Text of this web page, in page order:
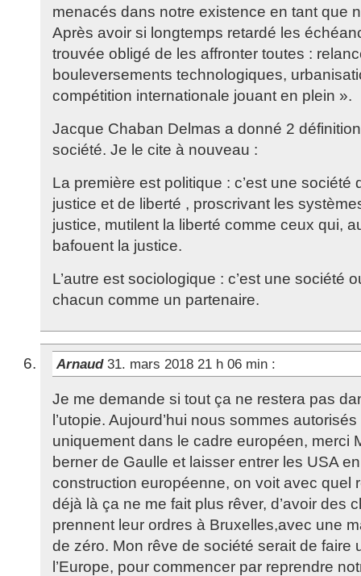
menacés dans notre existence en tant que
Après avoir si longtemps retardé les
trouvée obligé de les affronter toutes :
bouleversements technologiques,
compétition internationale jouant en plein ».
Jacque Chaban Delmas a donné 2
société. Je le cite à nouveau :
La première est politique : c’est une société
justice et de liberté , proscrivant les
justice, mutilent la liberté comme ceux qui,
bafouent la justice.
L’autre est sociologique : c’est une société
chacun comme un partenaire.
Arnaud 31. mars 2018 21 h 06 min :
Je me demande si tout ça ne restera pas
l’utopie. Aujourd’hui nous sommes
uniquement dans le cadre européen, merci
berner de Gaulle et laisser entrer les USA
construction européenne, on voit avec quel
déjà là ça ne me fait plus rêver, d’avoir des
prennent leur ordres à Bruxelles,avec une
de zéro. Mon rêve de société serait de faire
l’Europe, pour commencer par reprendre